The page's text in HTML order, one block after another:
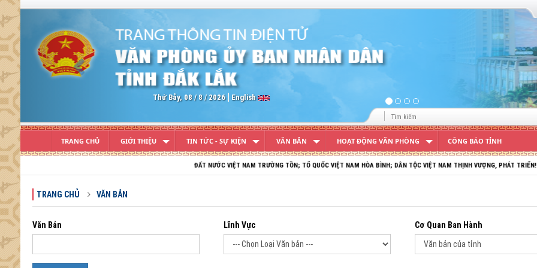
Previous
Thứ Bảy, 08 / 8 / 2026 English
TRANG CHỦ GIỚI THIỆU TIN TỨC - SỰ KIỆN VĂN BẢN HOẠT ĐỘNG VĂN PHÒNG CÔNG BÁO TỈNH
ĐẤT NƯỚC VIỆT NAM TRƯỜNG TỒN; TỔ QUỐC VIỆT NAM HÒA BÌNH; DÂN TỘC VIỆT NAM THỊNH VƯỢNG, PHÁT TRIỂN!
TRANG CHỦ VĂN BẢN
Văn Bản Lĩnh Vực Cơ Quan Ban Hành